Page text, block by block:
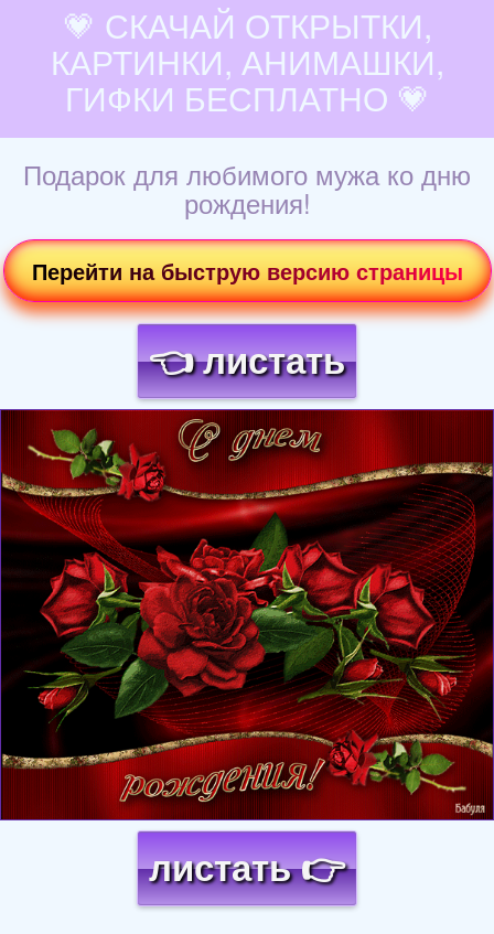
💗 СКАЧАЙ ОТКРЫТКИ,
КАРТИНКИ, АНИМАШКИ,
ГИФКИ БЕСПЛАТНО 💗
Подарок для любимого мужа ко дню
рождения!
Перейти на быструю версию страницы
👈 листать
Загрузка картинки...
листать 👉